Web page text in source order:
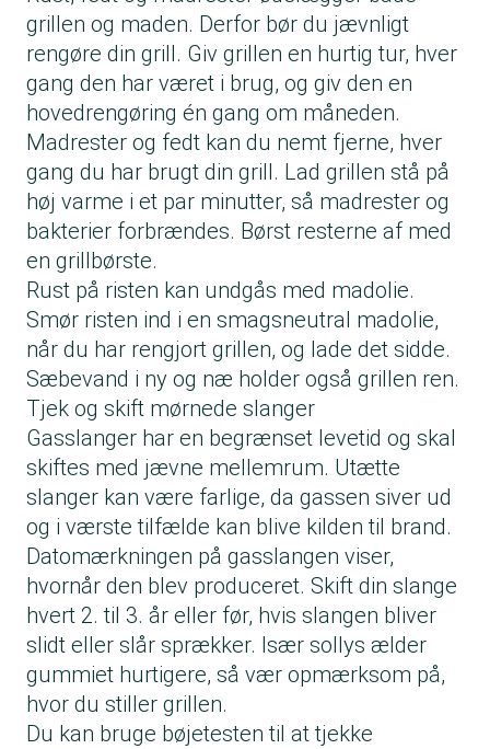
grillen og maden. Derfor bør du jævnligt
rengøre din grill. Giv grillen en hurtig tur, hver
gang den har været i brug, og giv den en
hovedrengøring én gang om måneden.
Madrester og fedt kan du nemt fjerne, hver
gang du har brugt din grill. Lad grillen stå på
høj varme i et par minutter, så madrester og
bakterier forbrændes. Børst resterne af med
en grillbørste.
Rust på risten kan undgås med madolie.
Smør risten ind i en smagsneutral madolie,
når du har rengjort grillen, og lade det sidde.
Sæbevand i ny og næ holder også grillen ren.
Tjek og skift mørnede slanger
Gasslanger har en begrænset levetid og skal
skiftes med jævne mellemrum. Utætte
slanger kan være farlige, da gassen siver ud
og i værste tilfælde kan blive kilden til brand.
Datomærkningen på gasslangen viser,
hvornår den blev produceret. Skift din slange
hvert 2. til 3. år eller før, hvis slangen bliver
slidt eller slår sprækker. Især sollys ælder
gummiet hurtigere, så vær opmærksom på,
hvor du stiller grillen.
Du kan bruge bøjetesten til at tjekke